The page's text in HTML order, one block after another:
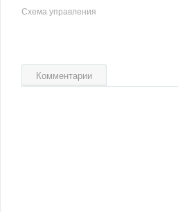
Схема управления
Комментарии